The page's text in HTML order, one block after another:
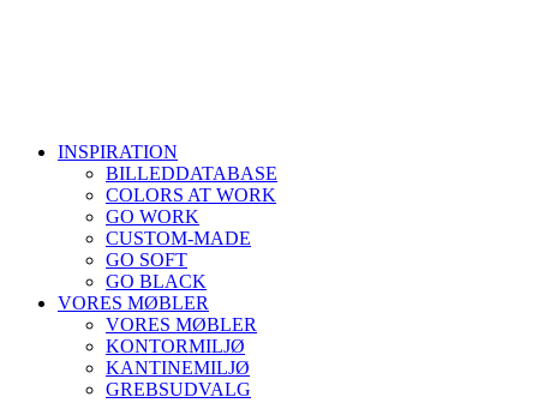
INSPIRATION
BILLEDDATABASE
COLORS AT WORK
GO WORK
CUSTOM-MADE
GO SOFT
GO BLACK
VORES MØBLER
VORES MØBLER
KONTORMILJØ
KANTINEMILJØ
GREBSUDVALG